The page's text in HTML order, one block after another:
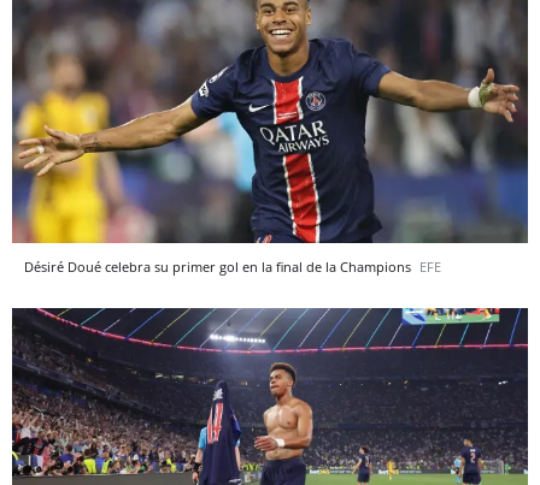
Désiré Doué celebra su primer gol en la final de la Champions EFE